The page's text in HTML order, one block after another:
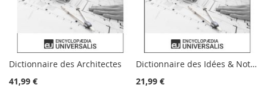
Dictionnaire des Architectes
41,99 €
Dictionnaire des Idées & Notions en Arts et en Architecture
21,99 €